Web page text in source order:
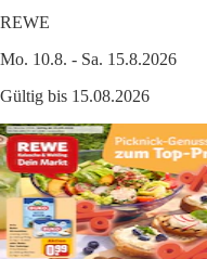
REWE
Mo. 10.8. - Sa. 15.8.2026
Gültig bis 15.08.2026